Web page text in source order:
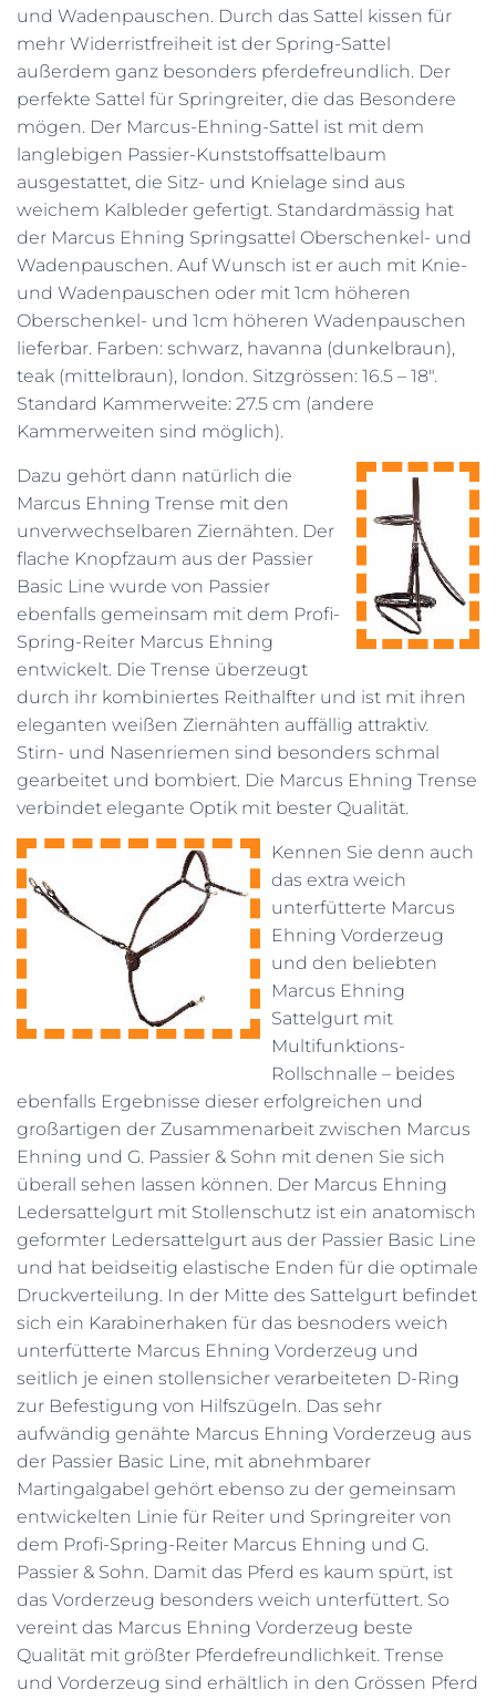
und Wadenpauschen. Durch das Sattel kissen für
mehr Widerristfreiheit ist der Spring-Sattel
außerdem ganz besonders pferdefreundlich. Der
perfekte Sattel für Springreiter, die das Besondere
mögen. Der Marcus-Ehning-Sattel ist mit dem
langlebigen Passier-Kunststoffsattelbaum
ausgestattet, die Sitz- und Knielage sind aus
weichem Kalbleder gefertigt. Standardmässig hat
der Marcus Ehning Springsattel Oberschenkel- und
Wadenpauschen. Auf Wunsch ist er auch mit Knie-
und Wadenpauschen oder mit 1cm höheren
Oberschenkel- und 1cm höheren Wadenpauschen
lieferbar. Farben: schwarz, havanna (dunkelbraun),
teak (mittelbraun), london. Sitzgrössen: 16.5 – 18″.
Standard Kammerweite: 27.5 cm (andere
Kammerweiten sind möglich).
Dazu gehört dann natürlich die
Marcus Ehning Trense mit den
unverwechselbaren Ziernähten. Der
flache Knopfzaum aus der Passier
Basic Line wurde von Passier
ebenfalls gemeinsam mit dem Profi-
Spring-Reiter Marcus Ehning
entwickelt. Die Trense überzeugt
durch ihr kombiniertes Reithalfter und ist mit ihren
eleganten weißen Ziernähten auffällig attraktiv.
Stirn- und Nasenriemen sind besonders schmal
gearbeitet und bombiert. Die Marcus Ehning Trense
verbindet elegante Optik mit bester Qualität.
Kennen Sie denn auch
das extra weich
unterfütterte Marcus
Ehning Vorderzeug
und den beliebten
Marcus Ehning
Sattelgurt mit
Multifunktions-
Rollschnalle – beides
ebenfalls Ergebnisse dieser erfolgreichen und
großartigen der Zusammenarbeit zwischen Marcus
Ehning und G. Passier & Sohn mit denen Sie sich
überall sehen lassen können. Der Marcus Ehning
Ledersattelgurt mit Stollenschutz ist ein anatomisch
geformter Ledersattelgurt aus der Passier Basic Line
und hat beidseitig elastische Enden für die optimale
Druckverteilung. In der Mitte des Sattelgurt befindet
sich ein Karabinerhaken für das besnoders weich
unterfütterte Marcus Ehning Vorderzeug und
seitlich je einen stollensicher verarbeiteten D-Ring
zur Befestigung von Hilfszügeln. Das sehr
aufwändig genähte Marcus Ehning Vorderzeug aus
der Passier Basic Line, mit abnehmbarer
Martingalgabel gehört ebenso zu der gemeinsam
entwickelten Linie für Reiter und Springreiter von
dem Profi-Spring-Reiter Marcus Ehning und G.
Passier & Sohn. Damit das Pferd es kaum spürt, ist
das Vorderzeug besonders weich unterfüttert. So
vereint das Marcus Ehning Vorderzeug beste
Qualität mit größter Pferdefreundlichkeit. Trense
und Vorderzeug sind erhältlich in den Grössen Pferd